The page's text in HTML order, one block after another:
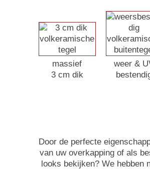
massief
3 cm dik
weer &
Door de perfecte
van uw overkapping of als
looks bekijken? We hebben